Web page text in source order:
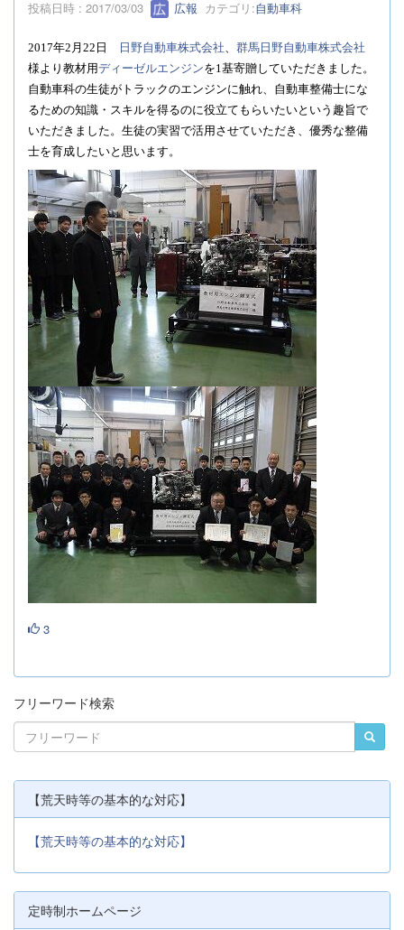
投稿日時 : 2017/03/03 広報 カテゴリ:自動車科
2017年2 月 22 日 日野自動車株式会社、 群馬日野自動車株式会社
様より教材用ディーゼルエンジンを1基寄贈していただきました。
自動車科の生徒がトラックのエンジンに触れ、自動車整備士にな
るための知識・スキルを得るのに役立てもらいたいという趣旨で
いただきました。生徒の実習で活用させていただき、優秀な整備
士を育成したいと思います。
3
フリーワード検索
【荒天時等の基本的な対応】
【荒天時等の基本的な対応】
定時制ホームページ